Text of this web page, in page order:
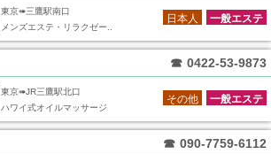
東京➠三鷹駅南口
メンズエステ・リラクゼー..
一般エステ
日本人
☎ 0422-53-9873
東京➠JR三鷹駅北口
ハワイ式オイルマッサージ
一般エステ
その他
☎ 090-7759-6112